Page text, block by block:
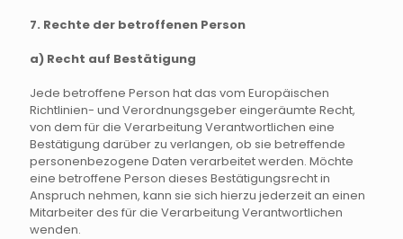
7. Rechte der betroffenen Person
a) Recht auf Bestätigung
Jede betroffene Person hat das vom Europäischen
Richtlinien- und Verordnungsgeber eingeräumte Recht,
von dem für die Verarbeitung Verantwortlichen eine
Bestätigung darüber zu verlangen, ob sie betreffende
personenbezogene Daten verarbeitet werden. Möchte
eine betroffene Person dieses Bestätigungsrecht in
Anspruch nehmen, kann sie sich hierzu jederzeit an einen
Mitarbeiter des für die Verarbeitung Verantwortlichen
wenden.